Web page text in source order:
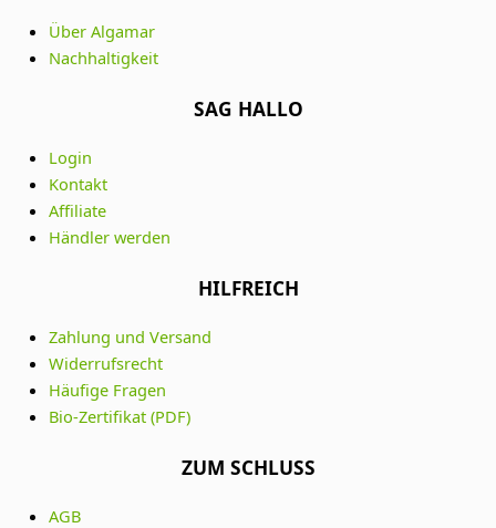
Über Algamar
Nachhaltigkeit
SAG HALLO
Login
Kontakt
Affiliate
Händler werden
HILFREICH
Zahlung und Versand
Widerrufsrecht
Häufige Fragen
Bio-Zertifikat (PDF)
ZUM SCHLUSS
AGB